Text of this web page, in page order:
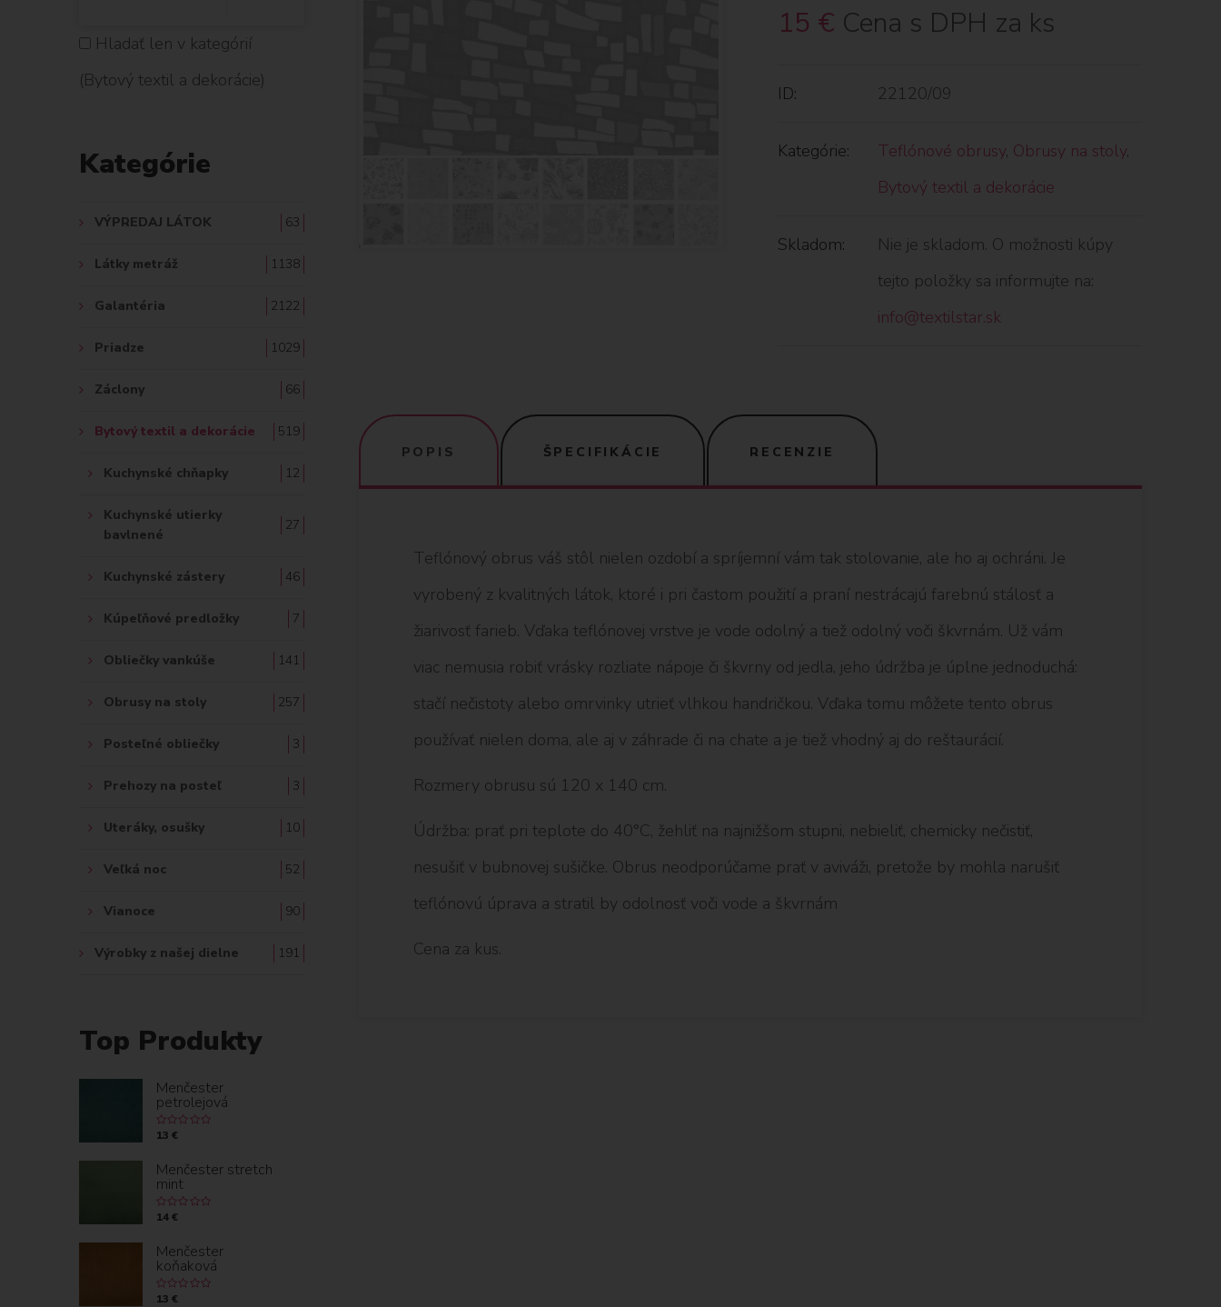
15 € Cena s DPH za ks
ID: 22120/09
Kategórie: Teflónové obrusy, Obrusy na stoly,
Bytový textil a dekorácie
Skladom:
Nie je skladom. O možnosti kúpy
tejto položky sa informujte na:
info@textilstar.sk
POPIS ŠPECIFIKÁCIE RECENZIE
Teflónový obrus váš stôl nielen ozdobí a spríjemní vám tak stolovanie, ale ho aj ochráni. Je
vyrobený z kvalitných látok, ktoré i pri častom použití a praní nestrácajú farebnú stálosť a
žiarivosť farieb. Vďaka teflónovej vrstve je vode odolný a tiež odolný voči škvrnám. Už vám
viac nemusia robiť vrásky rozliate nápoje či škvrny od jedla, jeho údržba je úplne jednoduchá:
stačí nečistoty alebo omrvinky utrieť vlhkou handričkou. Vďaka tomu môžete tento obrus
používať nielen doma, ale aj v záhrade či na chate a je tiež vhodný aj do reštaurácií.
Rozmery obrusu sú 120 x 140 cm.
Údržba: prať pri teplote do 40°C, žehliť na najnižšom stupni, nebieliť, chemicky nečistiť,
nesušiť v bubnovej sušičke. Obrus neodporúčame prať v aviváži, pretože by mohla narušiť
teflónovú úprava a stratil by odolnosť voči vode a škvrnám
Cena za kus.
H
L
D
Ť
:
Hladať len v kategórií
(Bytový textil a dekorácie)
Kategórie
VÝPREDAJ LÁTOK 63
Látky metráž 1138
Galantéria 2122
Priadze 1029
Záclony 66
Bytový textil a dekorácie 519
Kuchynské chňapky 12
Kuchynské utierky
bavlnené
27
Kuchynské zástery 46
Kúpeľňové predložky 7
Obliečky vankúše 141
Obrusy na stoly 257
Posteľné obliečky 3
Prehozy na posteľ 3
Uteráky, osušky 10
Veľká noc 52
Vianoce 90
Výrobky z našej dielne 191
Top Produkty
Menčester
petrolejová
13 €
Menčester stretch
mint
14 €
Menčester
koňaková
13 €